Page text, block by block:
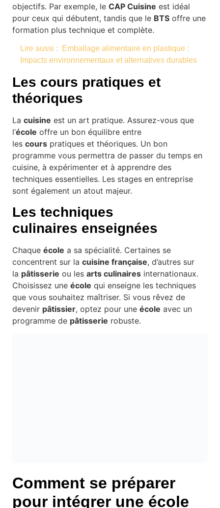
objectifs. Par exemple, le CAP Cuisine est idéal
pour ceux qui débutent, tandis que le BTS offre une
formation plus technique et complète.
Lire aussi :
Emballage alimentaire en plastique :
Impacts environnementaux et alternatives durables
Les cours pratiques et
théoriques
La cuisine est un art pratique. Assurez-vous que
l’école offre un bon équilibre entre
les cours pratiques et théoriques. Un bon
programme vous permettra de passer du temps en
cuisine, à expérimenter et à apprendre des
techniques essentielles. Les stages en entreprise
sont également un atout majeur.
Les techniques
culinaires enseignées
Chaque école a sa spécialité. Certaines se
concentrent sur la cuisine française, d’autres sur
la pâtisserie ou les arts culinaires internationaux.
Choisissez une école qui enseigne les techniques
que vous souhaitez maîtriser. Si vous rêvez de
devenir pâtissier, optez pour une école avec un
programme de pâtisserie robuste.
Comment se préparer
pour intégrer une école